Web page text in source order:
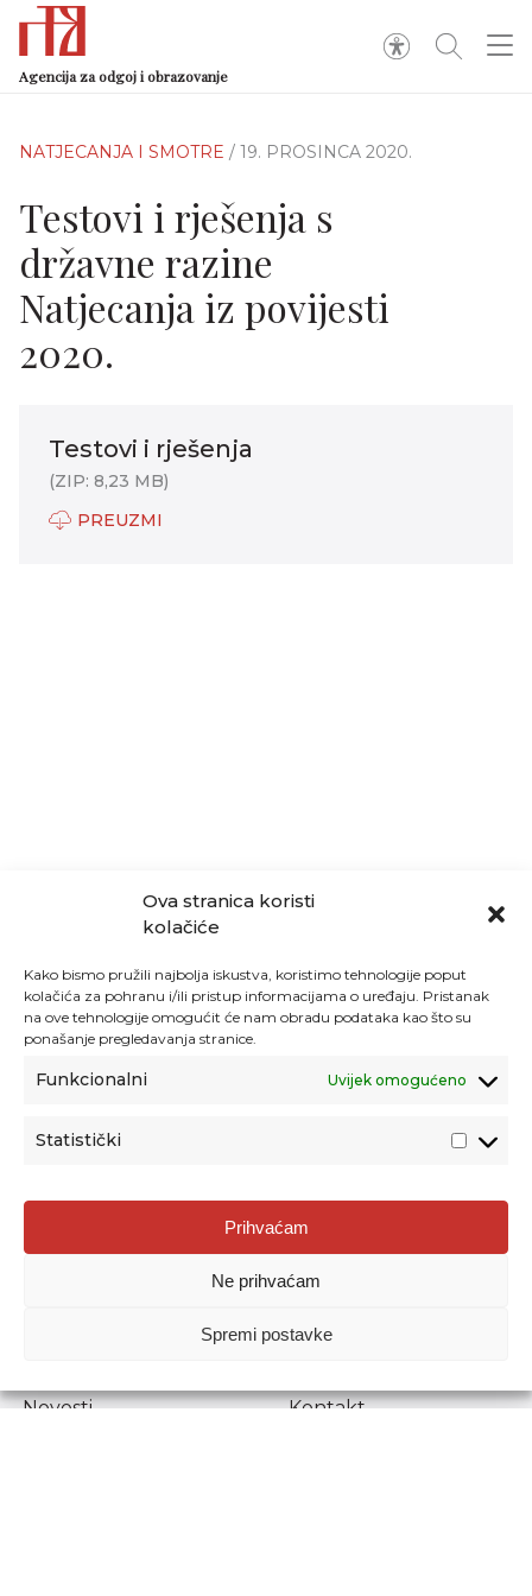
Ova stranica koristi
kolačiće
Kako bismo pružili najbolja iskustva, koristimo tehnologije poput
kolačića za pohranu i/ili pristup informacijama o uređaju. Pristanak
na ove tehnologije omogućit će nam obradu podataka kao što su
ponašanje pregledavanja stranice.
Funkcionalni Uvijek omogućeno
Statistički
Prihvaćam
Ne prihvaćam
Spremi postavke
Agencija za odgoj i obrazovanje
NATJECANJA I SMOTRE / 19. PROSINCA 2020.
Testovi i rješenja s
državne razine
Natjecanja iz povijesti
2020.
Testovi i rješenja
(ZIP: 8,23 MB)
PREUZMI
Agencija za odgoj i obrazovanje
Donje Svetice 38, 10000 Zagreb
1778129
Prenošenje sadržaja dopušteno je uz navođenje izvora.
Novosti
Kontakt